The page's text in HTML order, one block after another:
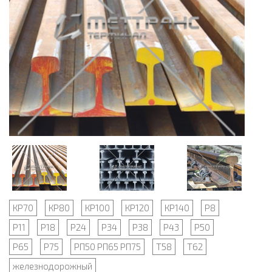
КР70 КР80 КР100 КР120 КР140
Р8
Р11
Р18 Р24 Р34 Р38 Р43
Р50
Р65
Р75 РП50 РП65 РП75 Т58
Т62
железнодорожный